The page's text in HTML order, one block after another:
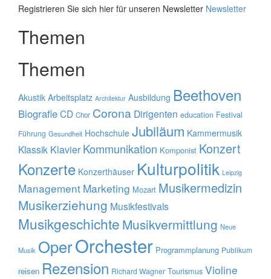
Registrieren Sie sich hier für unseren Newsletter Newsletter
Themen
Themen
Akustik Arbeitsplatz Architektur Ausbildung Beethoven
BiografieCD Chor Corona Dirigenten education Festival
Führung Gesundheit Hochschule Jubiläum Kammermusik
Klassik Klavier Kommunikation Komponist Konzert
Konzerte Konzerthäuser Kulturpolitik Leipzig
Management Marketing Mozart Musikermedizin
Musikerziehung Musikfestivals
Musikgeschichte Musikvermittlung Neue
Musik OperOrchester Programmplanung Publikum
reisen Rezension Richard Wagner Tourismus Violine